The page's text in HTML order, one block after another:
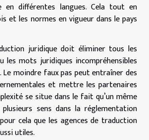
en différentes langues. Cela tout en
et les normes en vigueur dans le pays
juridique doit éliminer tous les
les mots juridiques incompréhensibles
Le moindre faux pas peut entraîner des
et mettre les partenaires
se situe dans le fait qu’un même
sens dans la réglementation
pour cela que les agences de traduction
utiles.